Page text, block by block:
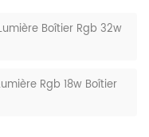
Boîtier Rgb 32w
Rgb 18w Boîtier